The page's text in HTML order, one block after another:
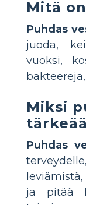
Mitä
Puhdas
juoda,
vuoksi,
Miksi
Puhdas
ja pitää